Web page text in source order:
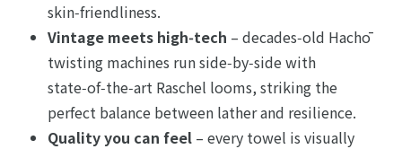
skin‑friendliness.
Vintage meets high‑tech – decades‑old Hachō
twisting machines run side‑by‑side with
state‑of‑the‑art Raschel looms, striking the
perfect balance between lather and resilience.
Quality you can feel– every towel is visually